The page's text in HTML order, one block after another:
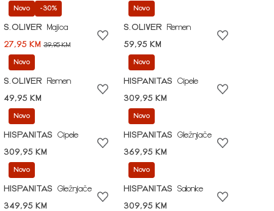
Novo -30%
S.OLIVER
Majica
27,95 KM 39,95 KM
Novo
S.OLIVER
Remen
59,95 KM
Novo
S.OLIVER
Remen
49,95 KM
Novo
HISPANITAS
Cipele
309,95 KM
Novo
HISPANITAS
Cipele
309,95 KM
Novo
HISPANITAS
Gležnjače
369,95 KM
Novo
HISPANITAS
Gležnjače
349,95 KM
Novo
HISPANITAS
Salonke
309,95 KM